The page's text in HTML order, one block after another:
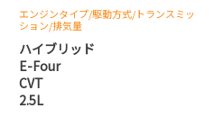
エンジンタイプ/駆動方式/トランスミッ
ション/排気量
ハイブリッド
E-Four
CVT
2.5L